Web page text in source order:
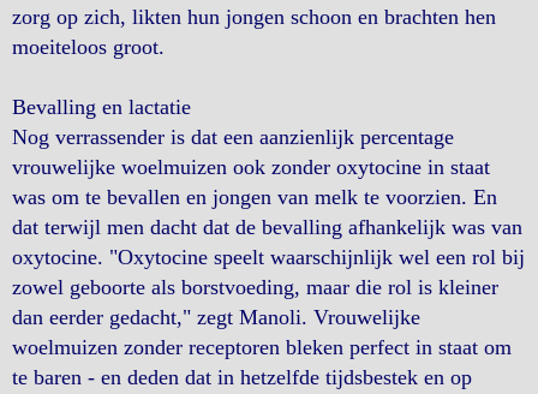
zorg op zich, likten hun jongen schoon en brachten hen
moeiteloos groot.
Bevalling en lactatie
Nog verrassender is dat een aanzienlijk percentage
vrouwelijke woelmuizen ook zonder oxytocine in staat
was om te bevallen en jongen van melk te voorzien. En
dat terwijl men dacht dat de bevalling afhankelijk was van
oxytocine. "Oxytocine speelt waarschijnlijk wel een rol bij
zowel geboorte als borstvoeding, maar die rol is kleiner
dan eerder gedacht," zegt Manoli. Vrouwelijke
woelmuizen zonder receptoren bleken perfect in staat om
te baren - en deden dat in hetzelfde tijdsbestek en op